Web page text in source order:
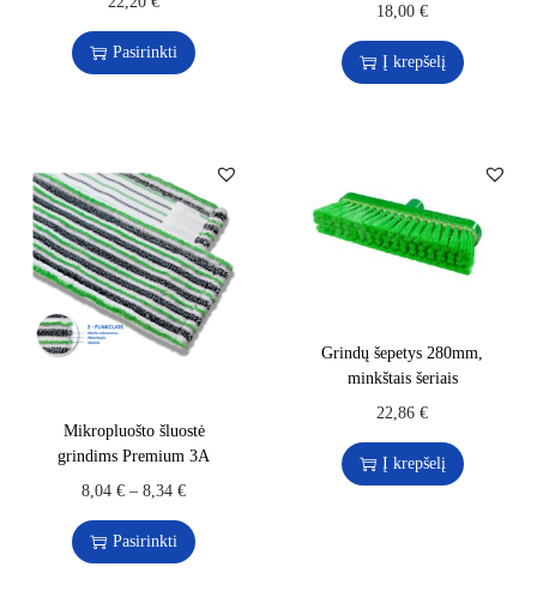
Pasirinkti
18,00€
Į krepšelį
Mikropluošto šluostė
grindims Premium 3A
8,04€ –8,34€
Pasirinkti
Grindų šepetys 280mm,
minkštais šeriais
22,86€
Į krepšelį